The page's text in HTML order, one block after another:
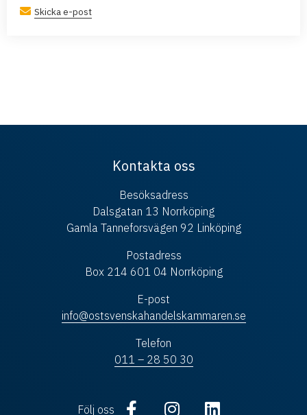
Skicka e-post
Kontakta oss
Besöksadress
Dalsgatan 13 Norrköping
Gamla Tanneforsvägen 92 Linköping
Postadress
Box 214 601 04 Norrköping
E-post
info@ostsvenskahandelskammaren.se
Telefon
011 – 28 50 30
Följ oss